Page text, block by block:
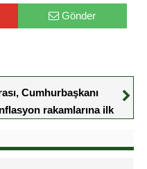
Gönder
Cumhurbaşkanı
rakamlarına ilk